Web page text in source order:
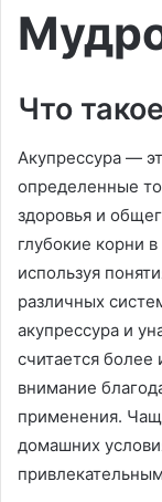
Что
Акупрессура —
определенные
здоровья и
глубокие корни
используя
различных
акупрессура и
считается более
внимание
применения.
домашних